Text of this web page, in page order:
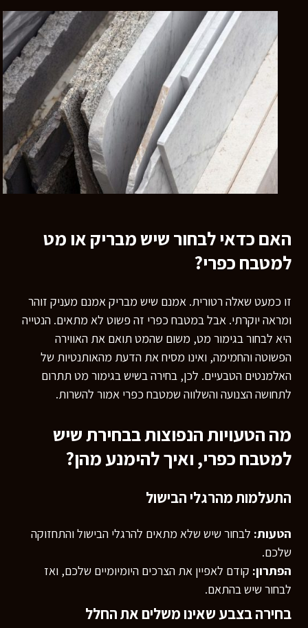
האם כדאי לבחור שיש מבריק או מט
למטבח כפרי?
זו כמעט שאלה רטורית. אמנם שיש מבריק אמנם מעניק זוהר
ומראה יוקרתי. אבל במטבח כפרי זה פשוט לא מתאים. הנטייה
היא לבחור בגימור מט, משום שהמט תואם את האווירה
הפשוטה והחמימה, ואינו מסיח את הדעת מהאותנטיות של
האלמנטים הטבעיים. לכן, בחירה בשיש בגימור מט תתרום
לתחושה הצנועה והשלווה שמטבח כפרי אמור להשרות.
מה הטעויות הנפוצות בבחירת שיש
למטבח כפרי, ואיך להימנע מהן?
התעלמות מהרגלי הבישול
הטעות: לבחור שיש שלא מתאים להרגלי הבישול והתחזוקה
שלכם.
הפתרון: קודם לאפיין את הצרכים היומיומיים שלכם, ואז
לבחור שיש בהתאם.
בחירה בצבע שאינו משלים את החלל
רוצים לדעת יותר?
השאירו פרטים ונחזור אליכם
בהקדם